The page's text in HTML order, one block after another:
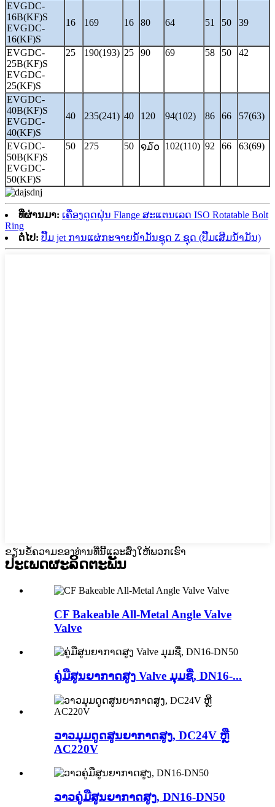
EVGDC-
16B(KF)S
EVGDC-
16(KF)S
16 169 16 80 64 51 50 39
EVGDC-
25B(KF)S
EVGDC-
25(KF)S
25 190(193) 25 90 69 58 50 42
EVGDC-
40B(KF)S
EVGDC-
40(KF)S
40 235(241) 40 120 94(102) 86 66 57(63)
EVGDC-
50B(KF)S
EVGDC-
50(KF)S
50 275 50 ໑໓໐ 102(110) 92 66 63(69)
ທີ່ຜ່ານມາ: ເຄື່ອງດູດຝຸ່ນ Flange ສະແຕນເລດ ISO Rotatable Bolt
Ring
ຕໍ່ໄປ: ປັ໊ມ jet ການແຜ່ກະຈາຍນ້ໍາມັນຊຸດ Z ຊຸດ (ປັ໊ມເສີມນ້ໍາມັນ)
ຂຽນຂໍ້ຄວາມຂອງທ່ານທີ່ນີ້ແລະສົ່ງໃຫ້ພວກເຮົາ
ປະເພດຜະລິດຕະພັນ
CF Bakeable All-Metal Angle Valve
Valve
ຄູ່ມືສູນຍາກາດສູງ Valve ມຸມຊື່, DN16-...
ວາວມຸມດູດສູນຍາກາດສູງ, DC24V ຫຼື
AC220V
ວາວຄູ່ມືສູນຍາກາດສູງ, DN16-DN50